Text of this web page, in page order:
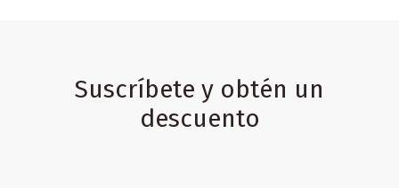
Suscríbete y obtén un
descuento